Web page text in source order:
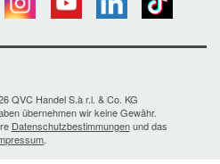
QVC Handel S.à r.l. & Co. KG
übernehmen wir keine Gewähr.
Datenschutzbestimmungenund das
.